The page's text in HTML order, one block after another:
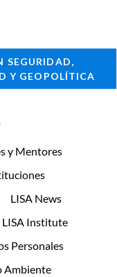
SEGURIDAD,
Y GEOPOLÍTICA
y Mentores
LISA News
LISA Institute
Personales
Ambiente